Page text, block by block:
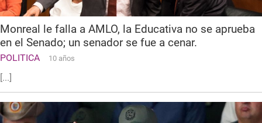
Monreal le falla a AMLO, la Educativa no se aprueba
en el Senado; un senador se fue a cenar.
POLITICA 10 años
[...]